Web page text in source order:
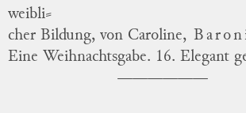
weibli⸗
cher Bildung, von Caroline,
Eine Weihnachtsgabe. 16. Elegant